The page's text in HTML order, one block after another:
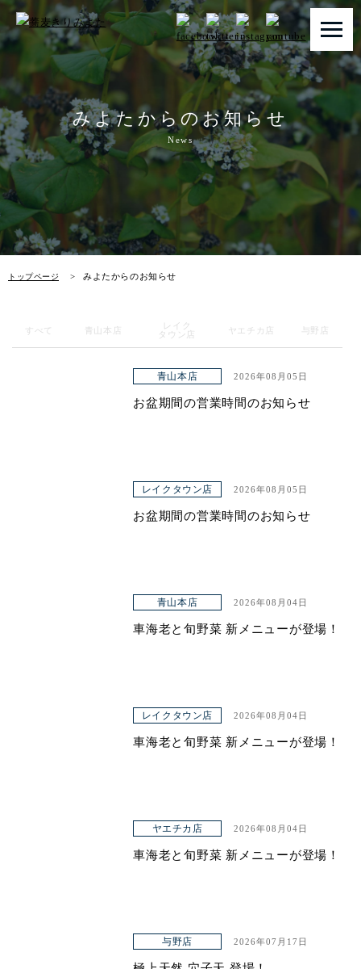
みよたからのお知らせ
News
トップページ みよたからのお知らせ
トップページ
みよたとは
みよたのこだわり
畑だより
メニュー
お知らせ
アクセス
すべて 青山本店
レイク
タウン店
ヤエチカ店 与野店
青山本店 2026年08月05日
お盆期間の営業時間のお知らせ
レイクタウン店 2026年08月05日
お盆期間の営業時間のお知らせ
青山本店 2026年08月04日
車海老と旬野菜 新メニューが登場！
レイクタウン店 2026年08月04日
車海老と旬野菜 新メニューが登場！
ヤエチカ店 2026年08月04日
車海老と旬野菜 新メニューが登場！
与野店 2026年07月17日